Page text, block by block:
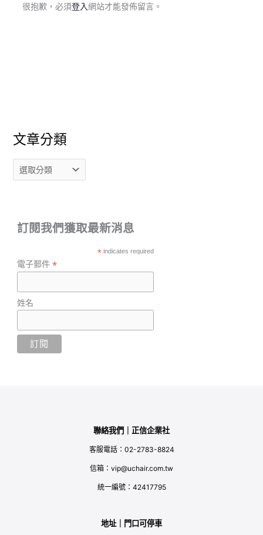
很抱歉，必須登入網站才能發佈留言。
文章分類
訂閱我們獲取最新消息
*indicates required
電子郵件*
姓名
聯絡我們｜正信企業社
客服電話：02-2783-8824
信箱：vip@uchair.com.tw
統一編號：42417795
地址｜門口可停車